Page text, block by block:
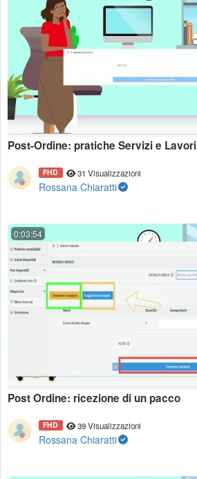
Post-Ordine: pratiche Servizi e Lavori
FHD 31 Visualizzazioni
Rossana Chiaratti
0:03:54
Post Ordine: ricezione di un pacco
FHD 39 Visualizzazioni
Rossana Chiaratti